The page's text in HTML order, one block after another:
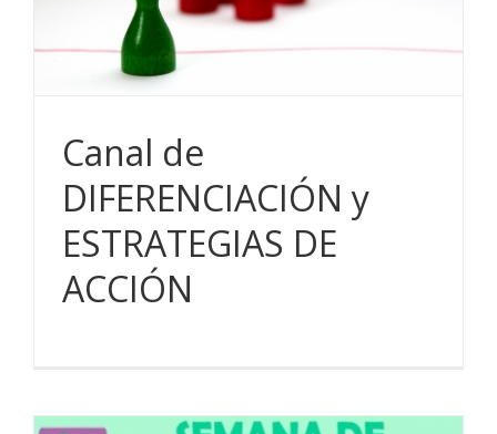
Canal de
DIFERENCIACIÓN y
ESTRATEGIAS DE
ACCIÓN